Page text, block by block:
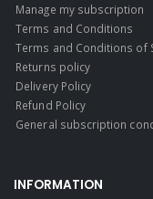
Manage my subscription
Terms and Conditions
Terms and Conditions of
Returns policy
Delivery Policy
Refund Policy
General subscription
INFORMATION